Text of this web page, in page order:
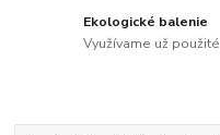
Ekologické balenie
Využívame už